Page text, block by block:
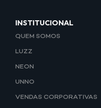
INSTITUCIONAL
QUEM SOMOS
LUZZ
NEON
UNNO
VENDAS CORPORATIVAS